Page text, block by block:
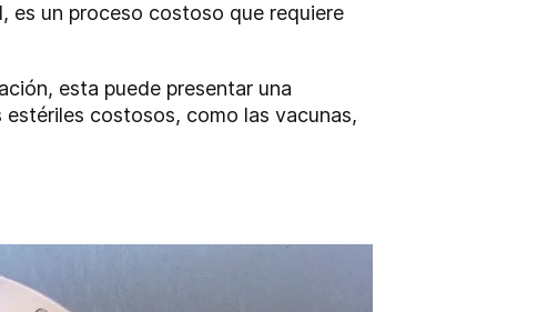
es un proceso costoso que requiere
esta puede presentar una
costosos, como las vacunas,